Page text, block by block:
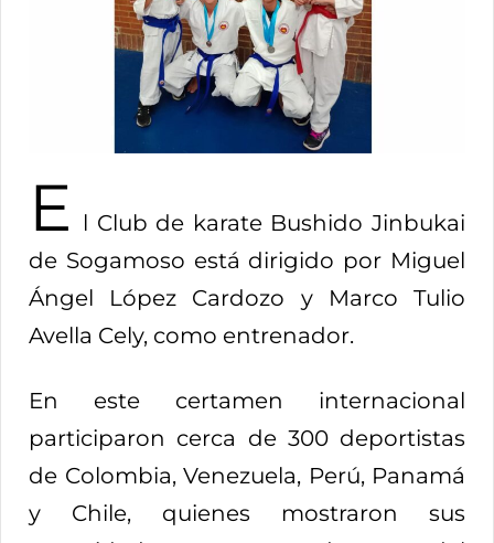
E
l Club de karate Bushido Jinbukai
de Sogamoso está dirigido por Miguel
Ángel López Cardozo y Marco Tulio
Avella Cely, como entrenador.
En este certamen internacional
participaron cerca de 300 deportistas
de Colombia, Venezuela, Perú, Panamá
y Chile, quienes mostraron sus